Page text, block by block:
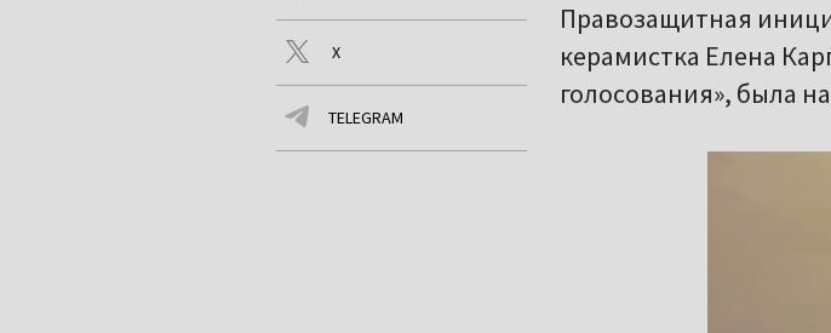
X
TELEGRAM
Правозащитная
керамистка Елена
голосования», была